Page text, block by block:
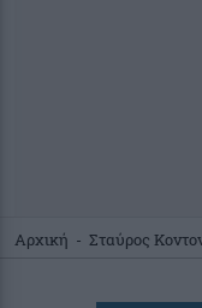
Αρχική - Σταύρος